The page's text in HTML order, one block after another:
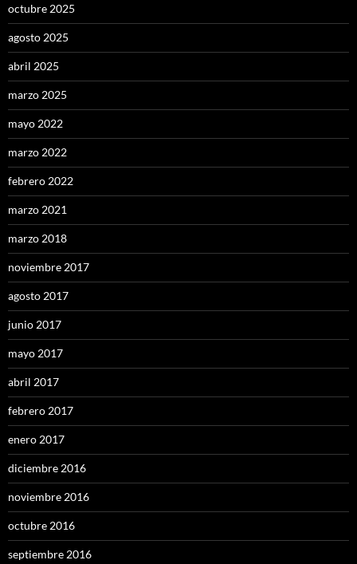
octubre 2025
agosto 2025
abril 2025
marzo 2025
mayo 2022
marzo 2022
febrero 2022
marzo 2021
marzo 2018
noviembre 2017
agosto 2017
junio 2017
mayo 2017
abril 2017
febrero 2017
enero 2017
diciembre 2016
noviembre 2016
octubre 2016
septiembre 2016